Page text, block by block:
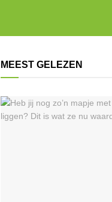
MEEST GELEZEN